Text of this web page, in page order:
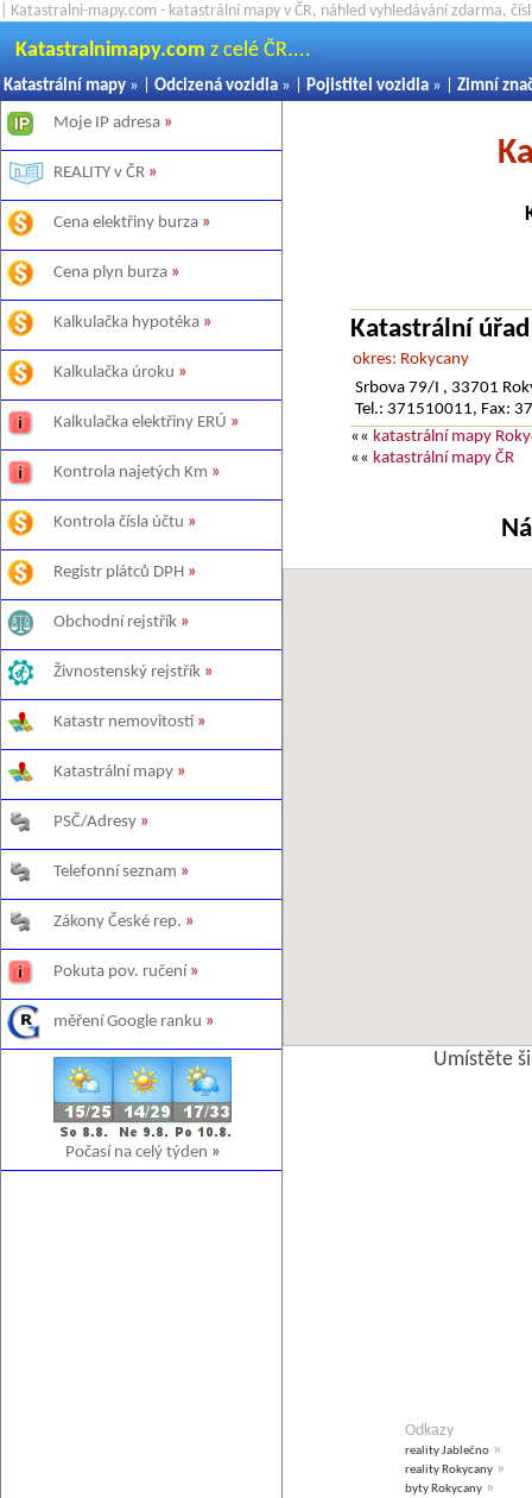
| Katastralni-mapy.com - katastrální mapy v ČR, náhled vyhledávání zdarma,
Katastralnimapy.com z celé ČR....
Katastrální mapy » | Odcizená vozidla » | Pojistitel vozidla » | Zimní
Moje IP adresa »
REALITY v ČR »
Cena elektřiny burza »
Cena plyn burza »
Kalkulačka hypotéka »
Kalkulačka úroku »
Kalkulačka elektřiny ERÚ »
Kontrola najetých Km »
Kontrola čísla účtu »
Registr plátců DPH »
Obchodní rejstřík »
Živnostenský rejstřík »
Katastr nemovitostí »
Katastrální mapy »
PSČ/Adresy »
Telefonní seznam »
Zákony České rep. »
Pokuta pov. ručení »
měření Google ranku »
Počasí na celý týden »
Katastrální
okres: Rokycany
Srbova 79/I , 33701
Tel.: 371510011, Fax:
«« katastrální mapy
«« katastrální mapy ČR
Umístěte
Odkazy
reality Jablečno »
reality Rokycany »
byty Rokycany »